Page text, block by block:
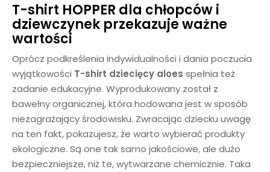
T-shirt HOPPER dla chłopców i
dziewczynek przekazuje ważne
wartości
Oprócz podkreślenia indywidualności i dania poczucia
wyjątkowości T-shirt dziecięcy aloes spełnia też
zadanie edukacyjne. Wyprodukowany został z
bawełny organicznej, która hodowana jest w sposób
niezagrażający środowisku. Zwracając dziecku uwagę
na ten fakt, pokazujesz, że warto wybierać produkty
ekologiczne. Są one tak samo jakościowe, ale dużo
bezpieczniejsze, niż te, wytwarzane chemicznie. Taka